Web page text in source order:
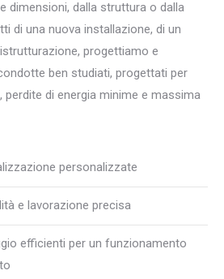
dimensioni, dalla struttura o dalla
di una nuova installazione, di un
progettiamo e
ben studiati, progettati per
perdite di energia minime e massima
personalizzate
e lavorazione precisa
efficienti per un funzionamento